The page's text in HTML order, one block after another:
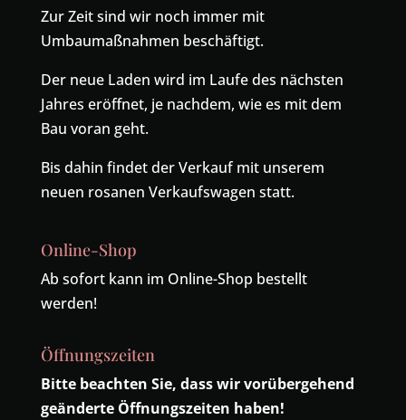
Zur Zeit sind wir noch immer mit
Umbaumaßnahmen beschäftigt.
Der neue Laden wird im Laufe des nächsten
Jahres eröffnet, je nachdem, wie es mit dem
Bau voran geht.
Bis dahin findet der Verkauf mit unserem
neuen rosanen Verkaufswagen statt.
Online-Shop
Ab sofort kann im Online-Shop bestellt
werden!
Öffnungszeiten
Bitte beachten Sie, dass wir vorübergehend
geänderte Öffnungszeiten haben!